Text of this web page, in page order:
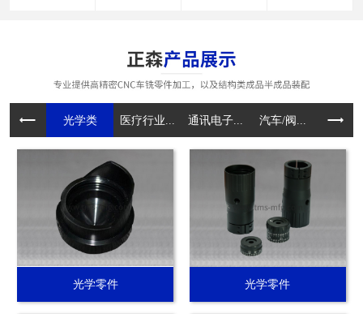
光学类 医疗行业... 通讯电子... 汽车/阀... 电动工
光学零件 光学零件